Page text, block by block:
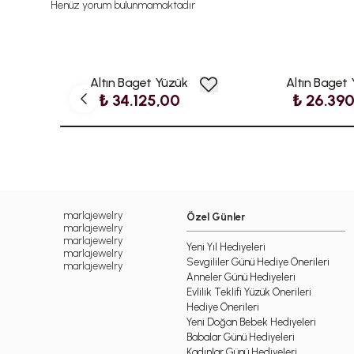
Henüz yorum bulunmamaktadır
Altın Baget Yüzük
₺ 34.125,00
Altın Baget
₺
marlajewelry
marlajewelry
marlajewelry
marlajewelry
marlajewelry
Özel Günler
Yeni Yıl Hediyeleri
Sevgililer Günü Hediye Önerileri
Anneler Günü Hediyeleri
Evlilik Teklifi Yüzük Önerileri
Hediye Önerileri
Yeni Doğan Bebek Hediyeleri
Babalar Günü Hediyeleri